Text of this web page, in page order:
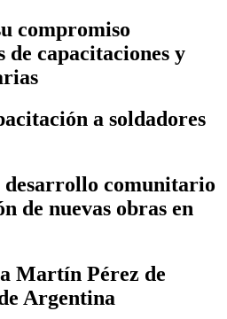
compromiso
capacitaciones y
a soldadores
comunitario
de nuevas obras en
Martín Pérez de
Argentina